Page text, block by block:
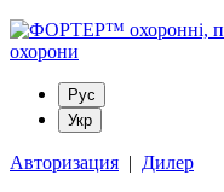
Рус
Укр
Авторизация | Дилер